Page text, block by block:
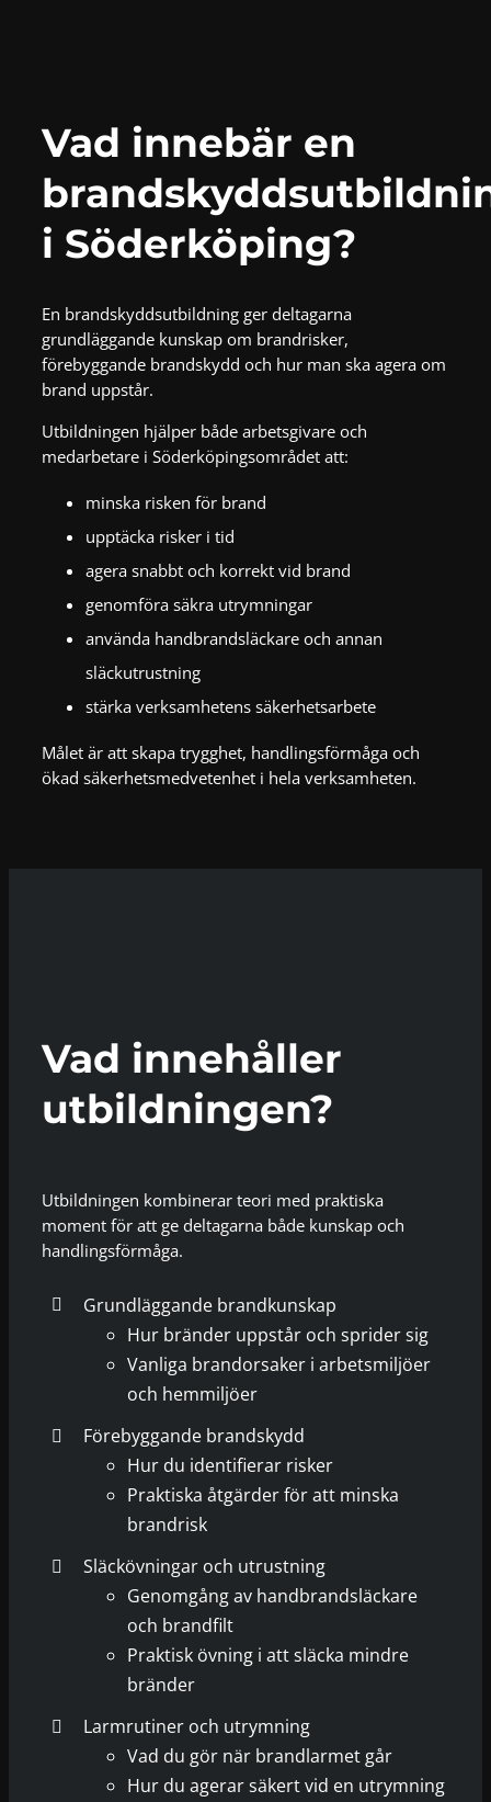
Vad innebär en
i Söderköping?
En brandskyddsutbildning ger deltagarna
grundläggande kunskap om brandrisker,
förebyggande brandskydd och hur man ska agera om
brand uppstår.
Utbildningen hjälper både arbetsgivare och
medarbetare i Söderköpingsområdet att:
minska risken för brand
upptäcka risker i tid
agera snabbt och korrekt vid brand
genomföra säkra utrymningar
använda handbrandsläckare och annan
släckutrustning
stärka verksamhetens säkerhetsarbete
Målet är att skapa trygghet, handlingsförmåga och
ökad säkerhetsmedvetenhet i hela verksamheten.
Vad innehåller
utbildningen?
Utbildningen kombinerar teori med praktiska
moment för att ge deltagarna både kunskap och
handlingsförmåga.
Grundläggande brandkunskap
Hur bränder uppstår och sprider sig
Vanliga brandorsaker i arbetsmiljöer
och hemmiljöer
Förebyggande brandskydd
Hur du identifierar risker
Praktiska åtgärder för att minska
brandrisk
Släckövningar och utrustning
Genomgång av handbrandsläckare
och brandfilt
Praktisk övning i att släcka mindre
bränder
Larmrutiner och utrymning
Vad du gör när brandlarmet går
Hur du agerar säkert vid en utrymning